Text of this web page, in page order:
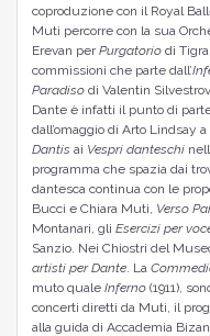
coproduzione con il Royal
Muti percorre con la sua
Erevan perPurgatoriodi
commissioni che parte dall’
Paradisodi Valentin
Dante è infatti il punto di
dall’omaggio di Arto Lindsay a
Dantis ai Vespri danteschi
programma che spazia dai
dantesca continua con le
Bucci e Chiara Muti, Verso
Montanari, gli Esercizi per
Sanzio. Nei Chiostri del
artisti per Dante. La
muto quale Inferno (1911),
concerti diretti da Muti, il
alla guida di Accademia